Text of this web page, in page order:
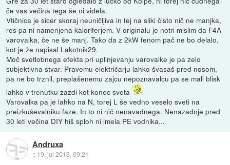
če vas večina tega še ni videla.
Vtičnica je sicer skoraj neuničljiva in tej na sliki čisto nič ne manjka,
res pa ni namenjena kaloriferjem. V originalu je notri mislim da F4A
varovalka, če ne še manj. Tako da z 2kW fenom pač ne bo delalo,
kot je že napisal Lakotnik29.
Moč svetlobnega efekta pri uplinjevanju varovalke je pa zelo
subjektivna stvar. Pravemu električarju lahko švasaš pred nosom,
pa ne bo trznil, preplašenemu zajcu nepoznavalcu pa se mali blisk
lahko v trenutku zazdi kot konec sveta
Varovalka pa je lahko na N, torej L še vedno veselo sveti na
preizkuševalniku faze. In to ni nič nenavadnega. Nenazadnje pred
30 leti večina DIY hiš sploh ni imela PE vodnika...
Andruxa
:: 19. jul 2013, 09:21